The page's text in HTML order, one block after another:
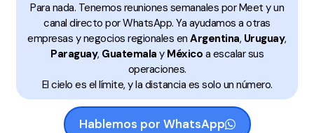
Para nada. Tenemos reuniones semanales por Meet y un
canal directo por WhatsApp. Ya ayudamos a otras
empresas y negocios regionales enArgentina, Uruguay,
Paraguay, Guatemala y México a escalar sus
operaciones.
El cielo es el límite, y la distancia es solo un número.
Hablemos por WhatsApp